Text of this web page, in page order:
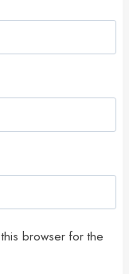
browser for the